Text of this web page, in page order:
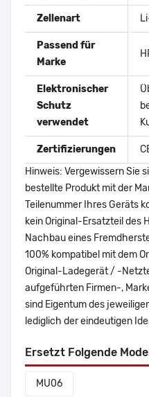
Zellenart
Passend für
Marke
Elektronischer
Schutz
verwendet
Zertifizierungen
Hinweis: Vergewissern Sie
bestellte Produkt mit der
Teilenummer Ihres Geräts
kein Original-Ersatzteil des
Nachbau eines
100% kompatibel mit dem
Original-Ladegerät / -
aufgeführten Firmen-,
sind Eigentum des
lediglich der eindeutigen
Ersetzt Folgende
MU06